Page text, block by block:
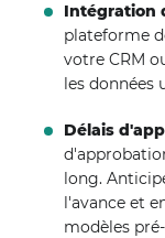
Intégration
plateforme
votre CRM
les données
Délais
long.
l'avance et
modèles